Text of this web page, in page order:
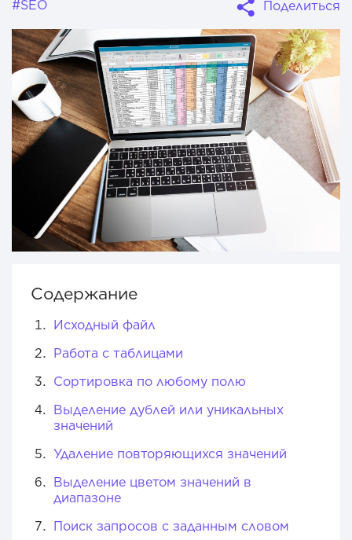
#SEO
Поделиться
Содержание
Исходный файл
Работа с таблицами
Сортировка по любому полю
Выделение дублей или уникальных
значений
Удаление повторяющихся значений
Выделение цветом значений в
диапазоне
Поиск запросов с заданным словом